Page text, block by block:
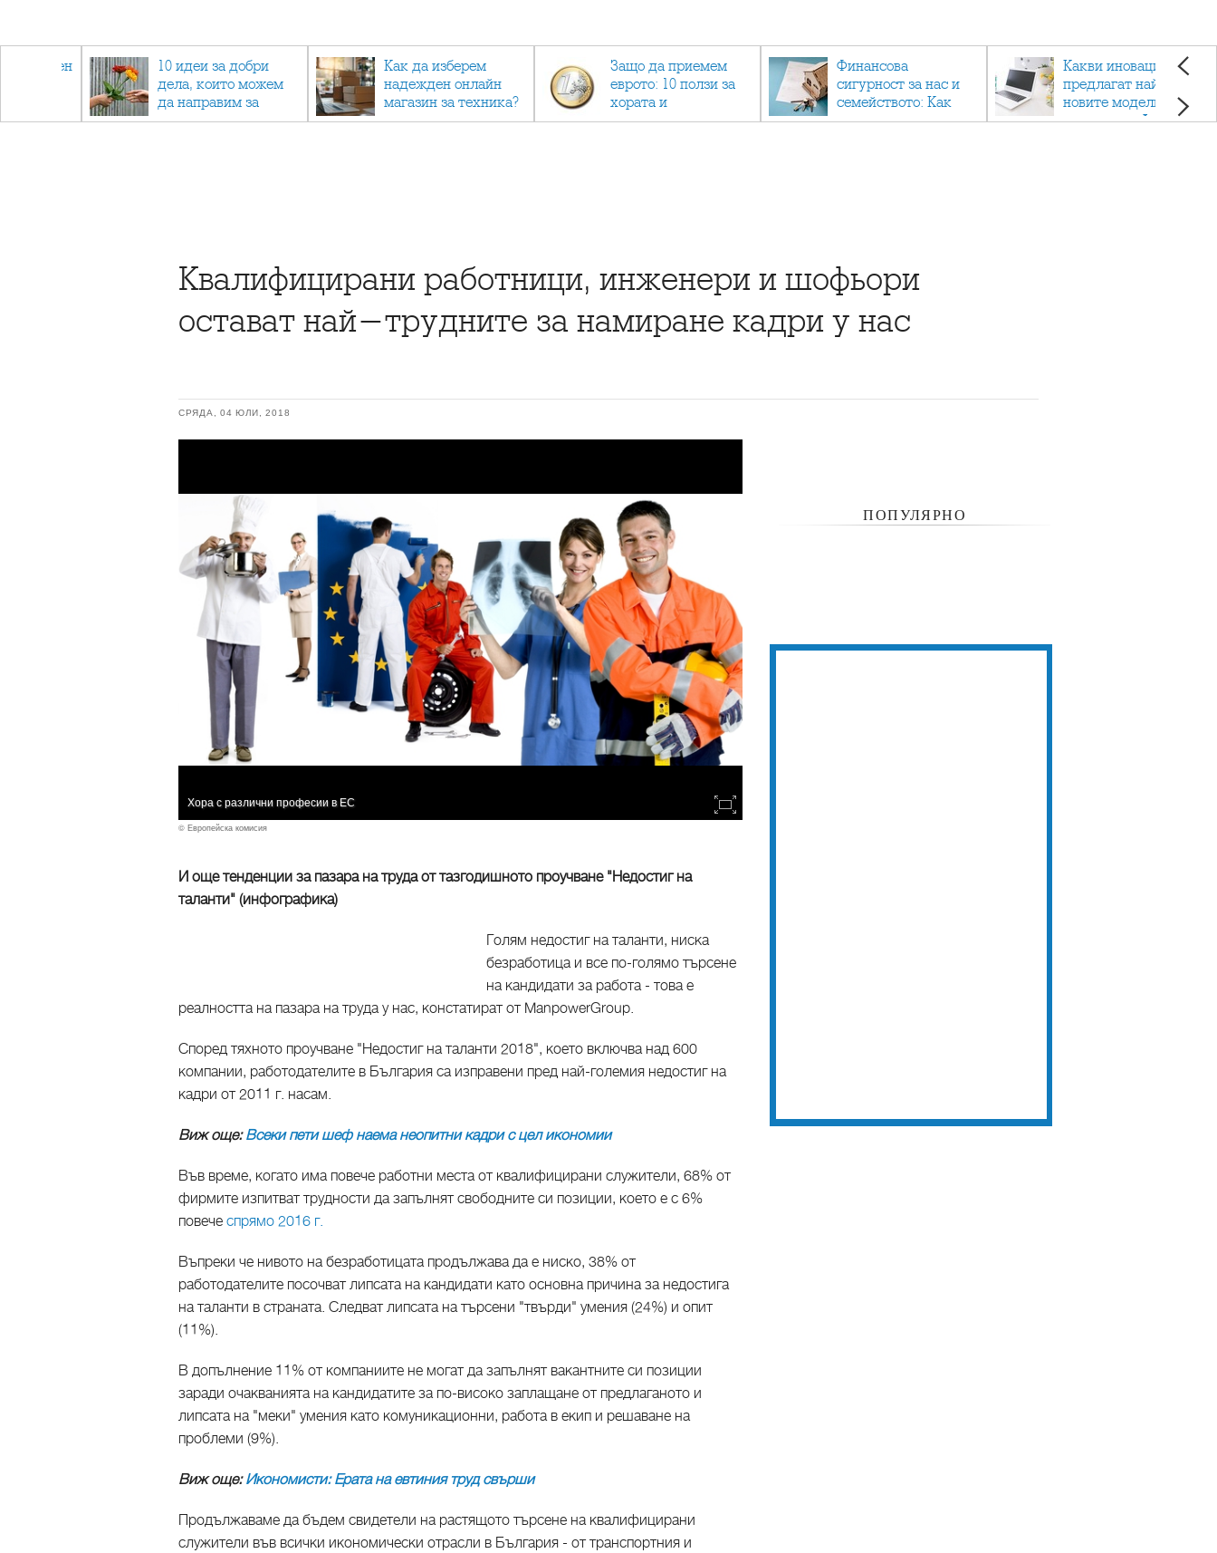
- намален
10 идеи за добри
дела, които можем
да направим за
напълно непознат
Как да изберем
надежден онлайн
магазин за техника?
Защо да приемем
еврото: 10 ползи за
хората и
икономиката
Финансова
сигурност за нас и
семейството: Как
помагат
Какви иновации
предлагат най-
новите модели
лаптопи на Acer?
Квалифицирани работници, инженери и шофьори
остават най-трудните за намиране кадри у нас
СРЯДА, 04 ЮЛИ, 2018
Хора с различни професии в ЕС
© Европейска комисия
И още тенденции за пазара на труда от тазгодишното проучване "Недостиг на
таланти" (инфографика)
Голям недостиг на таланти, ниска
безработица и все по-голямо търсене
на кандидати за работа - това е
реалността на пазара на труда у нас, констатират от ManpowerGroup.
Според тяхното проучване "Недостиг на таланти 2018", което включва над 600
компании, работодателите в България са изправени пред най-големия недостиг на
кадри от 2011 г. насам.
Виж още:Всеки пети шеф наема неопитни кадри с цел икономии
Във време, когато има повече работни места от квалифицирани служители, 68% от
фирмите изпитват трудности да запълнят свободните си позиции, което е с 6%
повече спрямо 2016 г.
Въпреки че нивото на безработицата продължава да е ниско, 38% от
работодателите посочват липсата на кандидати като основна причина за недостига
на таланти в страната. Следват липсата на търсени "твърди" умения (24%) и опит
(11%).
В допълнение 11% от компаниите не могат да запълнят вакантните си позиции
заради очакванията на кандидатите за по-високо заплащане от предлаганото и
липсата на "меки" умения като комуникационни, работа в екип и решаване на
проблеми (9%).
Виж още:Икономисти: Ерата на евтиния труд свърши
Продължаваме да бъдем свидетели на растящото търсене на квалифицирани
служители във всички икономически отрасли в България - от транспортния и
ПОПУЛЯРНО